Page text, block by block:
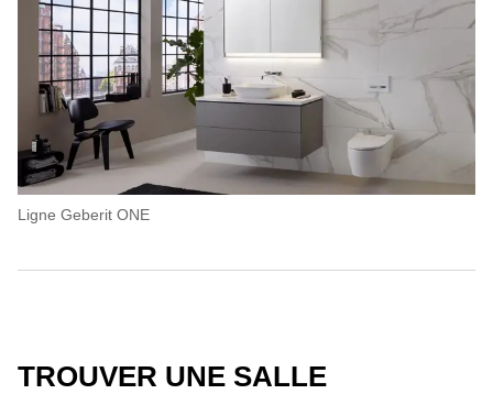
Ligne Geberit ONE
TROUVER UNE SALLE